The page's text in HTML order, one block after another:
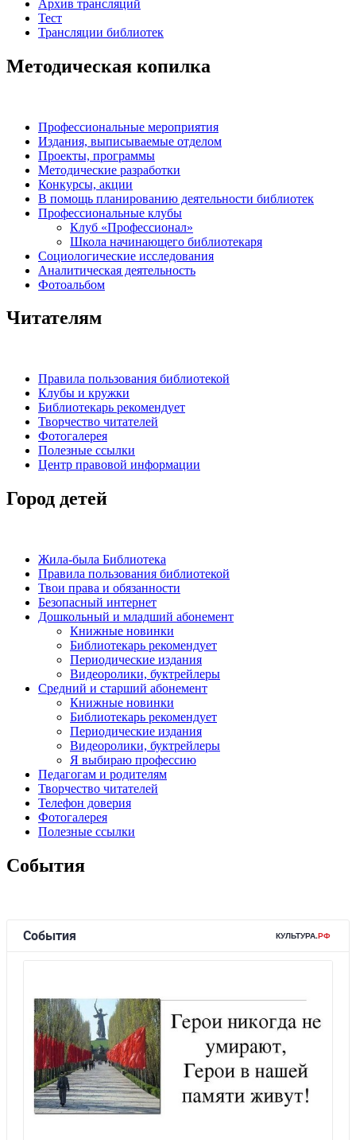
Архив трансляций
Тест
Трансляции библиотек
Методическая копилка
Профессиональные мероприятия
Издания, выписываемые отделом
Проекты, программы
Методические разработки
Конкурсы, акции
В помощь планированию деятельности библиотек
Профессиональные клубы
Клуб «Профессионал»
Школа начинающего библиотекаря
Социологические исследования
Аналитическая деятельность
Фотоальбом
Читателям
Правила пользования библиотекой
Клубы и кружки
Библиотекарь рекомендует
Творчество читателей
Фотогалерея
Полезные ссылки
Центр правовой информации
Город детей
Жила-была Библиотека
Правила пользования библиотекой
Твои права и обязанности
Безопасный интернет
Дошкольный и младший абонемент
Книжные новинки
Библиотекарь рекомендует
Периодические издания
Видеоролики, буктрейлеры
Средний и старший абонемент
Книжные новинки
Библиотекарь рекомендует
Периодические издания
Видеоролики, буктрейлеры
Я выбираю профессию
Педагогам и родителям
Творчество читателей
Телефон доверия
Фотогалерея
Полезные ссылки
События